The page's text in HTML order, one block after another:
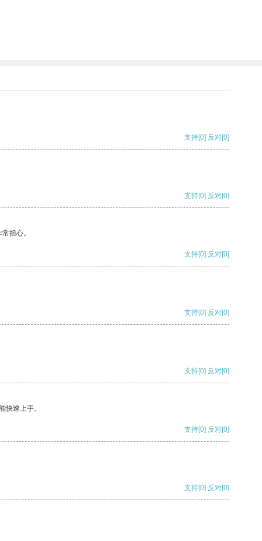
支持[0] 反对[0]
支持[0] 反对[0]
担心。
支持[0] 反对[0]
支持[0] 反对[0]
支持[0] 反对[0]
快速上手。
支持[0] 反对[0]
支持[0] 反对[0]